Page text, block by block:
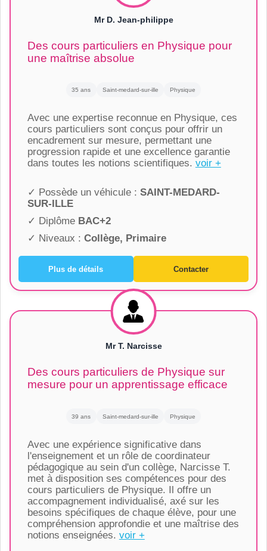
Mr D. Jean-philippe
Des cours particuliers en Physique pour
une maîtrise absolue
35 ans Saint-medard-sur-ille Physique
Avec une expertise reconnue en Physique, ces
cours particuliers sont conçus pour offrir un
encadrement sur mesure, permettant une
progression rapide et une excellence garantie
dans toutes les notions scientifiques. voir +
✓ Possède un véhicule : SAINT-MEDARD-
SUR-ILLE
✓ Diplôme BAC+2
✓ Niveaux : Collège, Primaire
Plus de détails Contacter
Mr T. Narcisse
Des cours particuliers de Physique sur
mesure pour un apprentissage efficace
39 ans Saint-medard-sur-ille Physique
Avec une expérience significative dans
l'enseignement et un rôle de coordinateur
pédagogique au sein d'un collège, Narcisse T.
met à disposition ses compétences pour des
cours particuliers de Physique. Il offre un
accompagnement individualisé, axé sur les
besoins spécifiques de chaque élève, pour une
compréhension approfondie et une maîtrise des
notions enseignées. voir +